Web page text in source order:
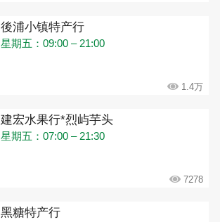
後浦小镇特产行
星期五：09:00 – 21:00
1.4万
建宏水果行*烈屿芋头
星期五：07:00 – 21:30
7278
黑糖特产行